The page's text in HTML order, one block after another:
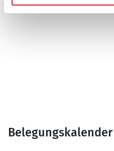
Belegungskalender